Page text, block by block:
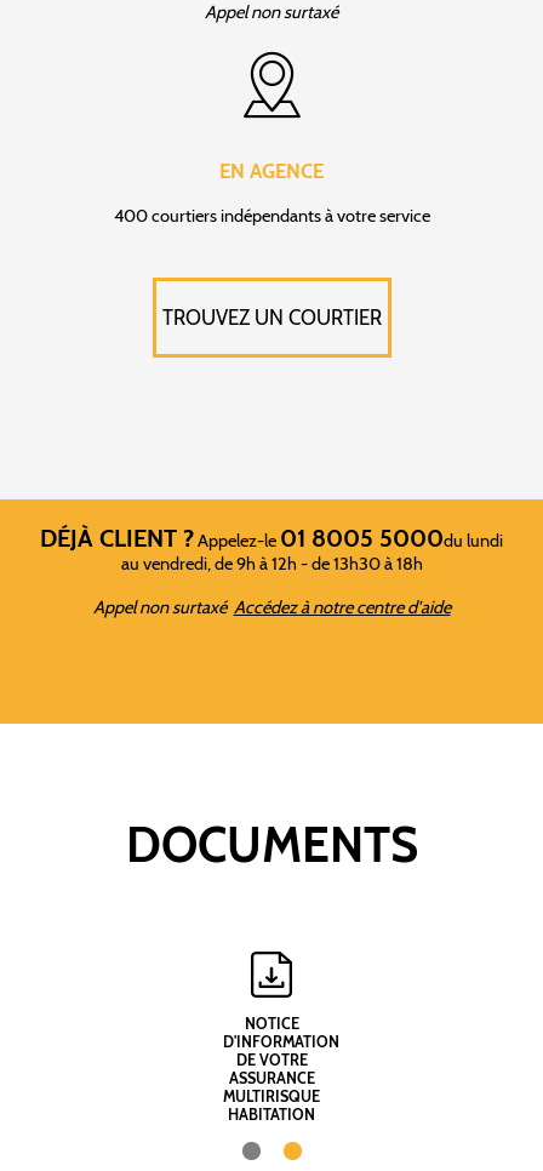
Appel non surtaxé
EN AGENCE
400 courtiers indépendants à votre service
TROUVEZ UN COURTIER
DÉJÀ CLIENT ?Appelez-le 01 8005 5000du lundi
au vendredi, de 9h à 12h - de 13h30 à 18h
Appel non surtaxé Accédez à notre centre d'aide
DOCUMENTS
NOTICE
D'INFORMATION
DE VOTRE
ASSURANCE
MULTIRISQUE
HABITATION